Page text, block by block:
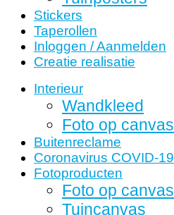
Stickers
Taperollen
Inloggen / Aanmelden
Creatie realisatie
Interieur
Wandkleed
Foto op canvas
Buitenreclame
Coronavirus COVID-19
Fotoproducten
Foto op canvas
Tuincanvas